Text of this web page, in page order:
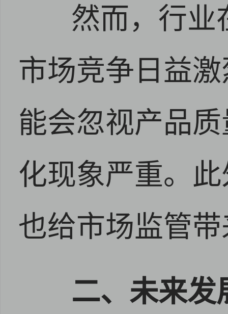
然而，行业
市场竞争日益
能会忽视产品
化现象严重。
也给市场监管
二、未来发